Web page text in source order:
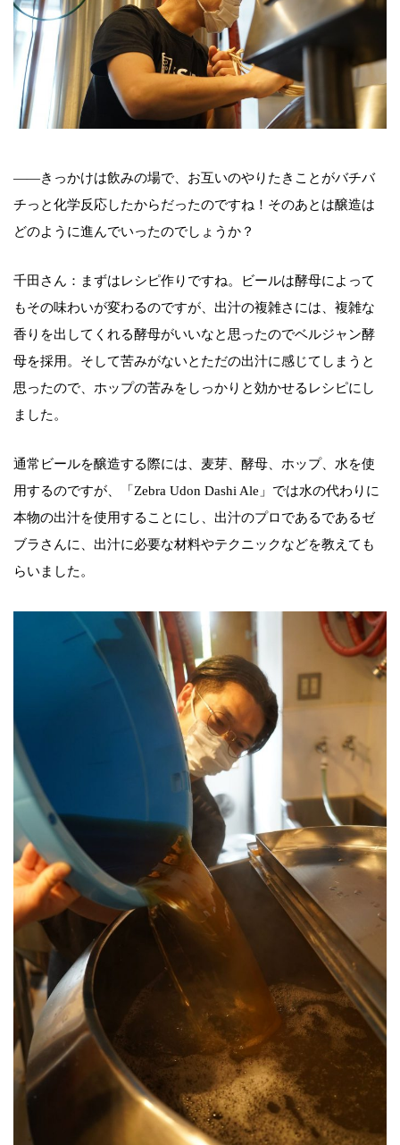
――きっかけは飲みの場で、お互いのやりたきことがバチバ
チっと化学反応したからだったのですね！そのあとは醸造は
どのように進んでいったのでしょうか？
千田さん：まずはレシピ作りですね。ビールは酵母によって
もその味わいが変わるのですが、出汁の複雑さには、複雑な
香りを出してくれる酵母がいいなと思ったのでベルジャン酵
母を採用。そして苦みがないとただの出汁に感じてしまうと
思ったので、ホップの苦みをしっかりと効かせるレシピにし
ました。
通常ビールを醸造する際には、麦芽、酵母、ホップ、水を使
用するのですが、「Zebra Udon Dashi Ale」では水の代わりに
本物の出汁を使用することにし、出汁のプロであるであるゼ
ブラさんに、出汁に必要な材料やテクニックなどを教えても
らいました。